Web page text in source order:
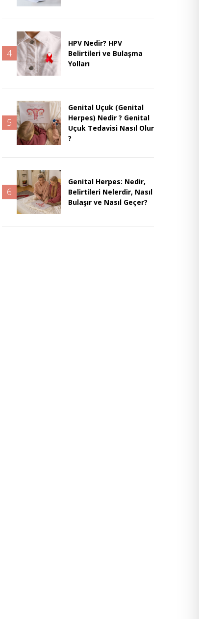
4
HPV Nedir? HPV
Belirtileri ve Bulaşma
Yolları
5
Genital Uçuk (Genital
Herpes) Nedir ? Genital
Uçuk Tedavisi Nasıl Olur
?
6
Genital Herpes: Nedir,
Belirtileri Nelerdir, Nasıl
Bulaşır ve Nasıl Geçer?